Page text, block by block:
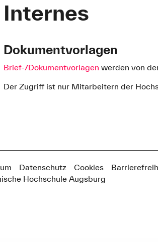
Internes
Dokumentvorlagen
Brief-/Dokumentvorlagen werden von
Der Zugriff ist nur Mitarbeitern der
Datenschutz Cookies
Hochschule Augsburg